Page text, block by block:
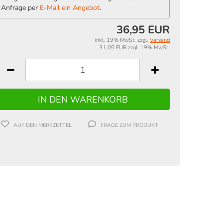
Anfrage per E-Mail ein Angebot.
36,95 EUR
inkl. 19% MwSt. zzgl. Versand
31,05 EUR zzgl. 19% MwSt.
AUF DEN MERKZETTEL FRAGE ZUM PRODUKT